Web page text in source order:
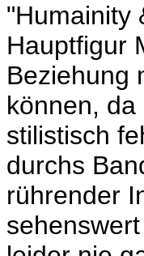
"Humainity
Hauptfigur
Beziehung
können,
stilistisch
durchs
rührender